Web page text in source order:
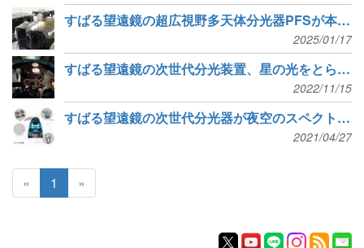
すばる望遠鏡の超広視野多天体分光器PFSが本格始動
2025/01/17
すばる望遠鏡の次世代分光装置、星の光をとらえる試験に成功
2022/11/15
すばる望遠鏡の次世代分光器が夜空のスペクトルを観測
2021/04/27
« 1 »